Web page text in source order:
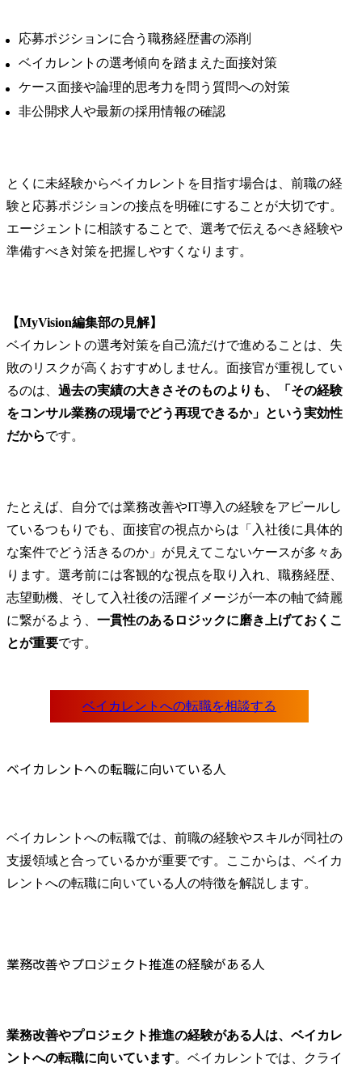
応募ポジションに合う職務経歴書の添削
ベイカレントの選考傾向を踏まえた面接対策
ケース面接や論理的思考力を問う質問への対策
非公開求人や最新の採用情報の確認
とくに未経験からベイカレントを目指す場合は、前職の経
験と応募ポジションの接点を明確にすることが大切です。
エージェントに相談することで、選考で伝えるべき経験や
準備すべき対策を把握しやすくなります。
【MyVision編集部の見解】
ベイカレントの選考対策を自己流だけで進めることは、失
敗のリスクが高くおすすめしません。面接官が重視してい
るのは、 過去の実績の大きさそのものよりも、「その経験
をコンサル業務の現場でどう再現できるか」という実効性
だからです。
たとえば、自分では業務改善やIT導入の経験をアピールし
ているつもりでも、面接官の視点からは「入社後に具体的
な案件でどう活きるのか」が見えてこないケースが多々あ
ります。選考前には客観的な視点を取り入れ、職務経歴、
志望動機、そして入社後の活躍イメージが一本の軸で綺麗
に繋がるよう、 一貫性のあるロジックに磨き上げておくこ
とが重要です。
ベイカレントへの転職に向いている人
ベイカレントへの転職では、前職の経験やスキルが同社の
支援領域と合っているかが重要です。ここからは、ベイカ
レントへの転職に向いている人の特徴を解説します。
業務改善やプロジェクト推進の経験がある人
業務改善やプロジェクト推進の経験がある人は、ベイカレ
ントへの転職に向いています。ベイカレントでは、クライ